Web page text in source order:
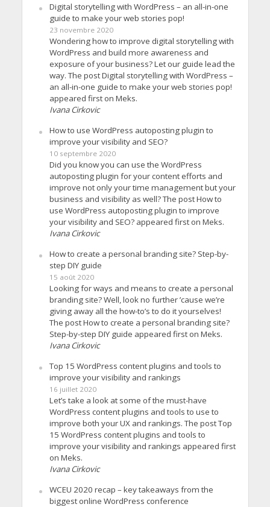
Digital storytelling with WordPress – an all-in-one
guide to make your web stories pop!
23 novembre 2020
Wondering how to improve digital storytelling with
WordPress and build more awareness and
exposure of your business? Let our guide lead the
way. The post Digital storytelling with WordPress –
an all-in-one guide to make your web stories pop!
appeared first on Meks.
Ivana Cirkovic
How to use WordPress autoposting plugin to
improve your visibility and SEO?
10 septembre 2020
Did you know you can use the WordPress
autoposting plugin for your content efforts and
improve not only your time management but your
business and visibility as well? The post How to
use WordPress autoposting plugin to improve
your visibility and SEO? appeared first on Meks.
Ivana Cirkovic
How to create a personal branding site? Step-by-
step DIY guide
15 août 2020
Looking for ways and means to create a personal
branding site? Well, look no further ’cause we’re
giving away all the how-to’s to do it yourselves!
The post How to create a personal branding site?
Step-by-step DIY guide appeared first on Meks.
Ivana Cirkovic
Top 15 WordPress content plugins and tools to
improve your visibility and rankings
16 juillet 2020
Let’s take a look at some of the must-have
WordPress content plugins and tools to use to
improve both your UX and rankings. The post Top
15 WordPress content plugins and tools to
improve your visibility and rankings appeared first
on Meks.
Ivana Cirkovic
WCEU 2020 recap – key takeaways from the
biggest online WordPress conference